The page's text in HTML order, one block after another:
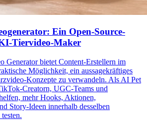
Ein Open-Source-
Tiervideo-Maker
Generator bietet Content-Erstellern im
Möglichkeit, ein aussagekräftiges
Konzepte zu verwandeln. Als AI Pet
Creatorn, UGC-Teams und
mehr Hooks, Aktionen,
Story-Ideen innerhalb desselben